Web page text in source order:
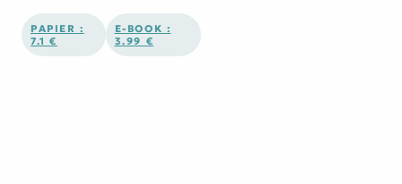
PAPIER :
7.1 €
E-BOOK :
3.99 €